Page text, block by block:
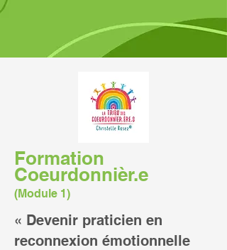
Formation
Coeurdonnièr.e
(Module 1)
« Devenir praticien en
reconnexion émotionnelle